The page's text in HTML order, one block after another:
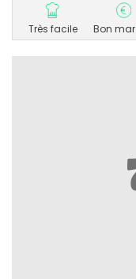
Très facile Bon